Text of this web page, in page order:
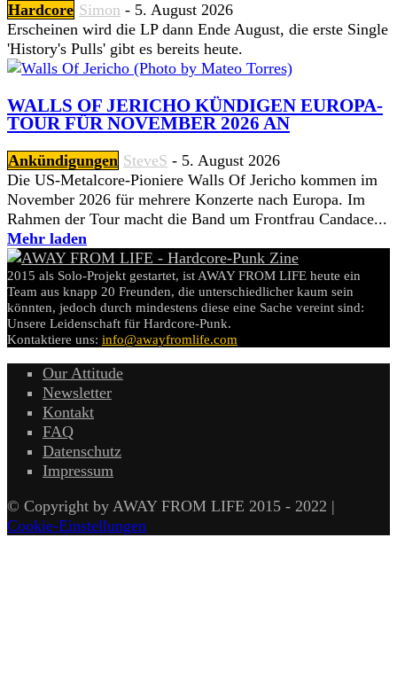
Hardcore Simon - 5. August 2026
Erscheinen wird die LP dann Ende August, die erste Single
'History's Pulls' gibt es bereits heute.
WALLS OF JERICHO KÜNDIGEN EUROPA-
TOUR FÜR NOVEMBER 2026 AN
Ankündigungen SteveS - 5. August 2026
Die US-Metalcore-Pioniere Walls Of Jericho kommen im
November 2026 für mehrere Konzerte nach Europa. Im
Rahmen der Tour macht die Band um Frontfrau Candace...
Mehr laden
2015 als Solo-Projekt gestartet, ist AWAY FROM LIFE heute ein
Team aus knapp 20 Freunden, die unterschiedlicher kaum sein
könnten, jedoch durch mindestens diese eine Sache vereint sind:
Unsere Leidenschaft für Hardcore-Punk.
Kontaktiere uns: info@awayfromlife.com
Our Attitude
Newsletter
Kontakt
FAQ
Datenschutz
Impressum
© Copyright by AWAY FROM LIFE 2015 - 2022 |
Cookie-Einstellungen